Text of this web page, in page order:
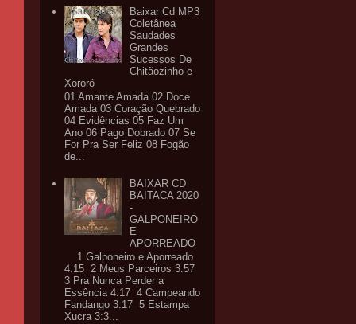
Baixar Cd MP3
Coletânea
Saudades
Grandes
Sucessos De
Chitãozinho e
Xororó
01 Amante Amada 02 Doce
Amada 03 Coração Quebrado
04 Evidências 05 Faz Um
Ano 06 Pago Dobrado 07 Se
For Pra Ser Feliz 08 Fogão
de...
BAIXAR CD
BAITACA 2020
-
GALPONEIRO
E
APORREADO
1 Galponeiro e Aporreado
4:15 2 Meus Parceiros 3:57
3 Pra Nunca Perder a
Essência 4:17 4 Campeando
Fandango 3:17 5 Estampa
Xucra 3:3...